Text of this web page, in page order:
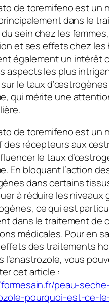
de toremifeno est un
dans le
sein chez les
et ses effets chez les
également un intérêt
aspects les plus
le taux
qui mérite une
de toremifeno est un
des récepteurs aux
le taux
En bloquant l’action
dans certains
à réduire les niveaux
ce qui est
dans le traitement de
médicales. Pour en
des traitements
l’anastrozole, vous
cet article :
peau-
pourquoi-est-ce-